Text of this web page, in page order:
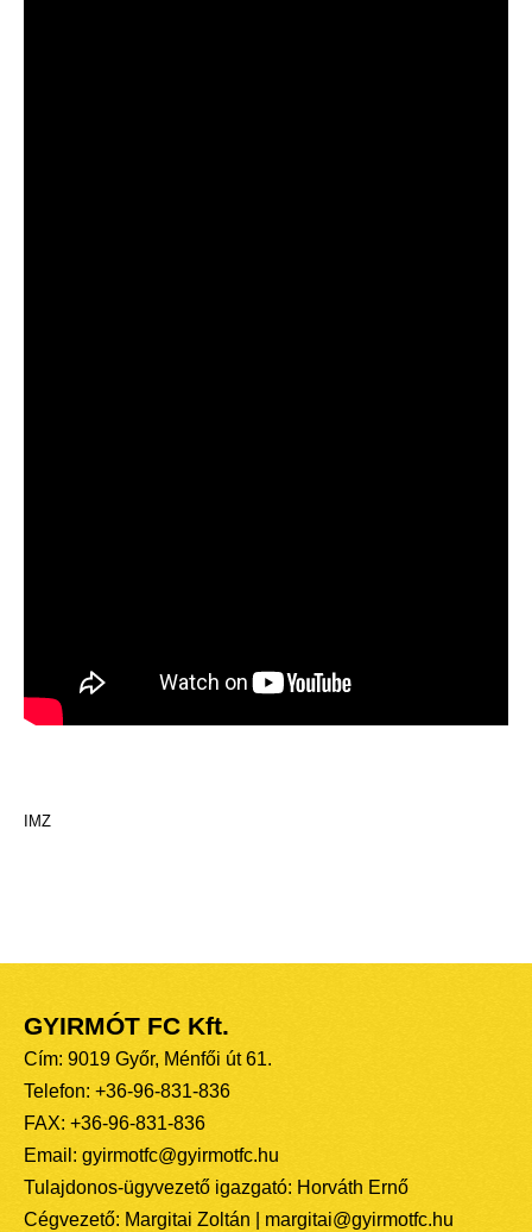
IMZ
GYIRMÓT FC Kft.
Cím: 9019 Győr, Ménfői út 61.
Telefon: +36-96-831-836
FAX: +36-96-831-836
Email: gyirmotfc@gyirmotfc.hu
Tulajdonos-ügyvezető igazgató: Horváth Ernő
Cégvezető: Margitai Zoltán | margitai@gyirmotfc.hu